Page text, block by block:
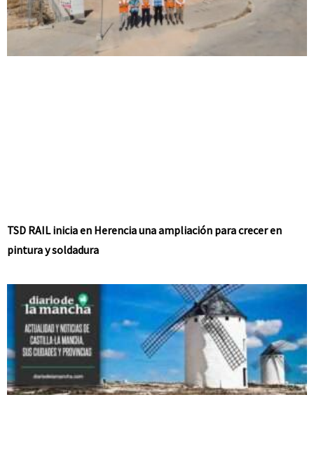
TSD RAIL inicia en Herencia una ampliación para crecer en
pintura y soldadura